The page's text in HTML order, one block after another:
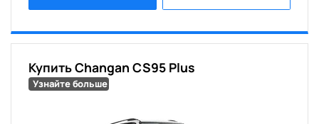
Купить Changan CS95 Plus
Узнайте больше